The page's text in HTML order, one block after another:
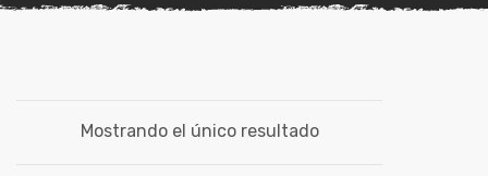
Pines Metálicos Esmaltados
Stickers
Cartas Pokémon Diseños Fan Art
Funko Pop!
Buzos
Mostrando el único resultado